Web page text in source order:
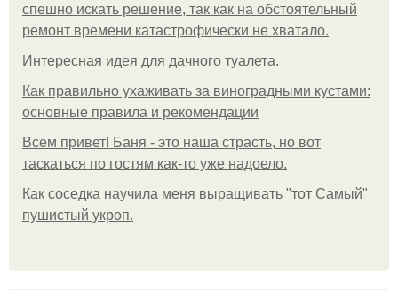
спешно искать решение, так как на обстоятельный
ремонт времени катастрофически не хватало.
Интересная идея для дачного туалета.
Как правильно ухаживать за виноградными кустами:
основные правила и рекомендации
Всем привет! Баня - это наша страсть, но вот
таскаться по гостям как-то уже надоело.
Как соседка научила меня выращивать "тот Самый"
пушистый укроп.